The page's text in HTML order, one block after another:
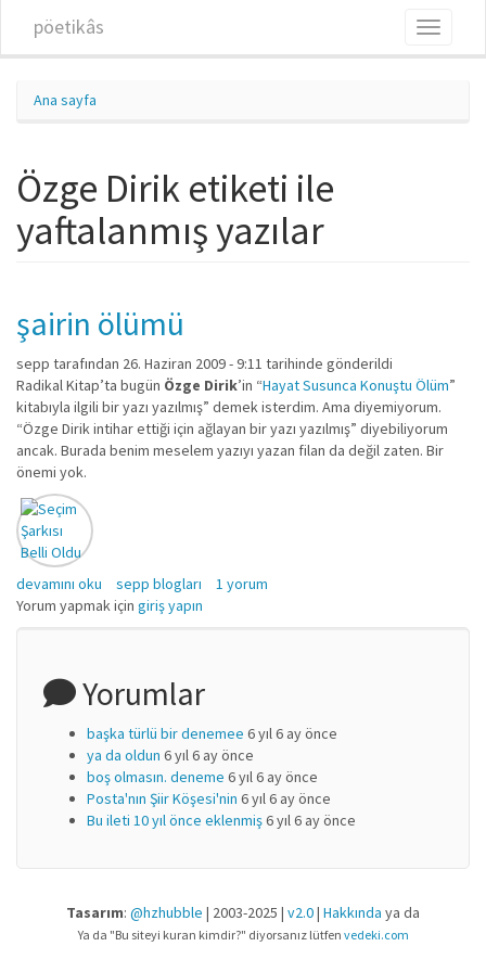
pöetikâs
Toggle
Ana sayfa
Özge Dirik etiketi ile
yaftalanmış yazılar
şairin ölümü
sepp tarafından 26. Haziran 2009 - 9:11 tarihinde gönderildi
Radikal Kitap’ta bugün Özge Dirik’in “Hayat Susunca Konuştu Ölüm”
kitabıyla ilgili bir yazı yazılmış” demek isterdim. Ama diyemiyorum.
“Özge Dirik intihar ettiği için ağlayan bir yazı yazılmış” diyebiliyorum
ancak. Burada benim meselem yazıyı yazan filan da değil zaten. Bir
önemi yok.
şairin ölümü hakkında
devamını oku sepp blogları
1 yorum
Yorum yapmak için giriş yapın
Yorumlar
başka türlü bir denemee 6 yıl 6 ay önce
ya da oldun 6 yıl 6 ay önce
boş olmasın. deneme 6 yıl 6 ay önce
Posta'nın Şiir Köşesi'nin 6 yıl 6 ay önce
Bu ileti 10 yıl önce eklenmiş6 yıl 6 ay önce
Tasarım: @hzhubble | 2003-2025 | v2.0| Hakkında ya da
Ya da "Bu siteyi kuran kimdir?" diyorsanız lütfen vedeki.com